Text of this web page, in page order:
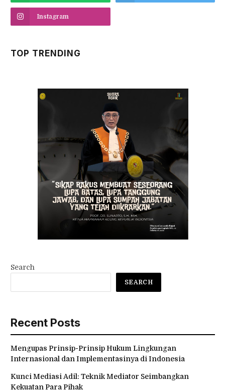
Instagram
TOP TRENDING
Search
SEARCH
Recent Posts
Mengupas Prinsip-Prinsip Hukum Lingkungan
Internasional dan Implementasinya di Indonesia
Kunci Mediasi Adil: Teknik Mediator Seimbangkan
Kekuatan Para Pihak